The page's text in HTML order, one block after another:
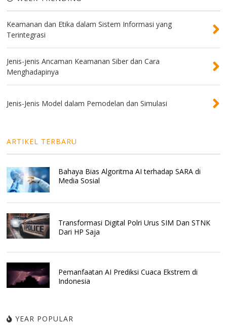
Keamanan dan Etika dalam Sistem Informasi yang
Terintegrasi
Jenis-jenis Ancaman Keamanan Siber dan Cara
Menghadapinya
Jenis-Jenis Model dalam Pemodelan dan Simulasi
ARTIKEL TERBARU
Bahaya Bias Algoritma AI terhadap SARA di
Media Sosial
Transformasi Digital Polri Urus SIM Dan STNK
Dari HP Saja
Pemanfaatan AI Prediksi Cuaca Ekstrem di
Indonesia
YEAR POPULAR